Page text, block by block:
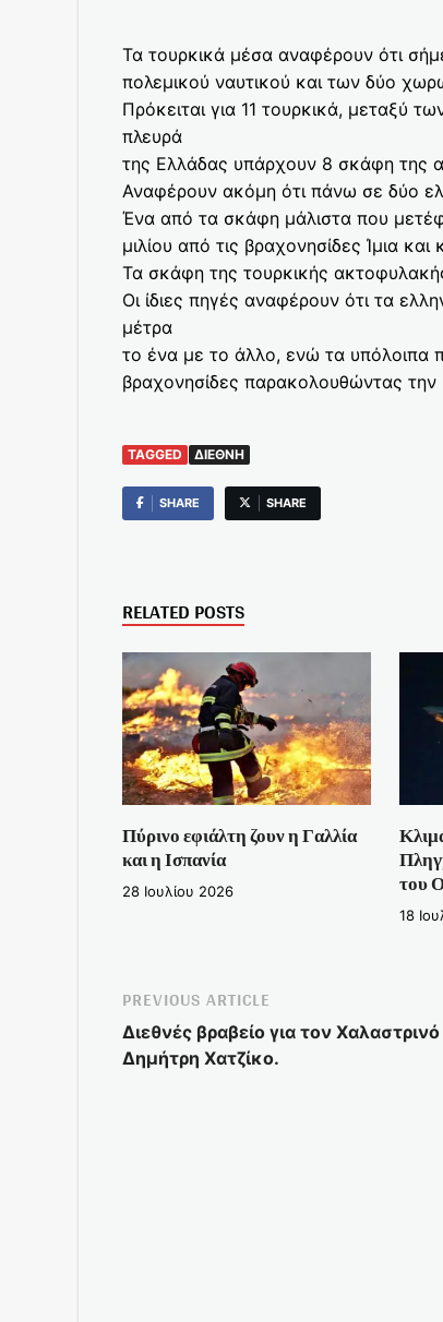
Τα τουρκικά μέσα αναφέρουν ότι
πολεμικού ναυτικού και των δύο
Πρόκειται για 11 τουρκικά, μεταξύ
πλευρά
της Ελλάδας υπάρχουν 8 σκάφη της
Αναφέρουν ακόμη ότι πάνω σε δύο
Ένα από τα σκάφη μάλιστα που
μιλίου από τις βραχονησίδες Ίμια
Τα σκάφη της τουρκικής
Οι ίδιες πηγές αναφέρουν ότι τα
μέτρα
το ένα με το άλλο, ενώ τα υπόλοιπα
βραχονησίδες παρακολουθώντας την
TAGGED ΔΙΕΘΝΉ
SHARE SHARE
RELATED POSTS
Πύρινο εφιάλτη ζουν η Γαλλία
και η Ισπανία
28 Ιουλίου 2026
του
18
PREVIOUS ARTICLE
Διεθνές βραβείο για τον Χαλαστρινό
Δημήτρη Χατζίκο.